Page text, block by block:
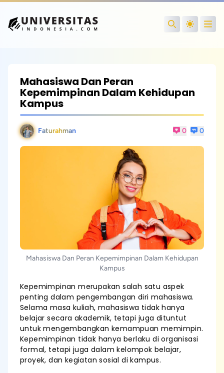
Search
Mahasiswa Dan Peran
Kepemimpinan Dalam Kehidupan
Kampus
Faturahman 0 0
Mahasiswa Dan Peran Kepemimpinan Dalam Kehidupan
Kampus
Kepemimpinan merupakan salah satu aspek
penting dalam pengembangan diri mahasiswa.
Selama masa kuliah, mahasiswa tidak hanya
belajar secara akademik, tetapi juga dituntut
untuk mengembangkan kemampuan memimpin.
Kepemimpinan tidak hanya berlaku di organisasi
formal, tetapi juga dalam kelompok belajar,
proyek, dan kegiatan sosial di kampus.